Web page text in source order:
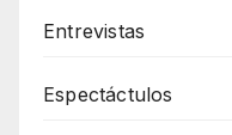
Entrevistas
Espectáctulos